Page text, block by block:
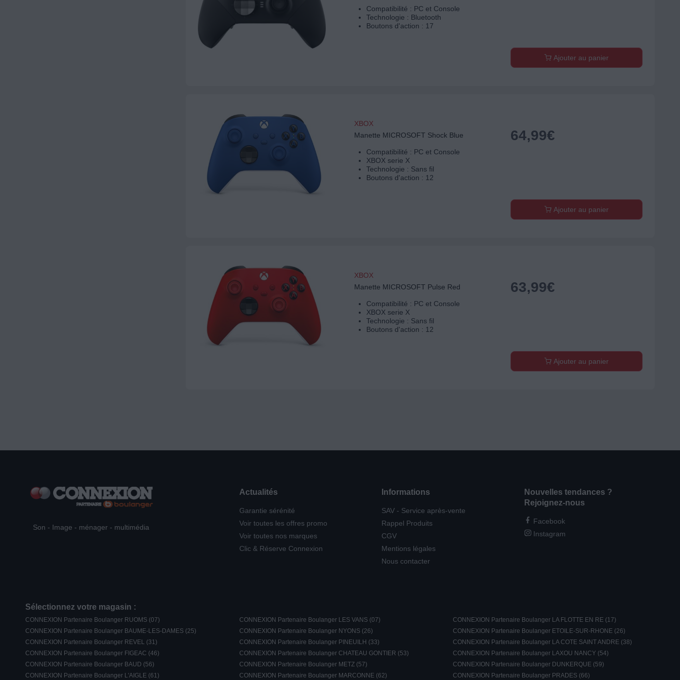
Compatibilité : PC et Console
Technologie : Bluetooth
Boutons d'action : 17
Ajouter au panier
XBOX
Manette MICROSOFT Shock Blue
Compatibilité : PC et Console
XBOX serie X
Technologie : Sans fil
Boutons d'action : 12
64,99€
Ajouter au panier
XBOX
Manette MICROSOFT Pulse Red
Compatibilité : PC et Console
XBOX serie X
Technologie : Sans fil
Boutons d'action : 12
63,99€
Ajouter au panier
Son - Image - ménager - multimédia
Actualités
Garantie sérénité
Voir toutes les offres promo
Voir toutes nos marques
Clic & Réserve Connexion
Informations
SAV - Service après-vente
Rappel Produits
CGV
Mentions légales
Nous contacter
Nouvelles tendances ?
Rejoignez-nous
Facebook
Instagram
Sélectionnez votre magasin :
CONNEXION Partenaire Boulanger RUOMS (07) CONNEXION Partenaire Boulanger LES VANS (07)
CONNEXION Partenaire Boulanger LA FLOTTE EN RE (17)
CONNEXION Partenaire Boulanger BAUME-LES-DAMES (25)
CONNEXION Partenaire Boulanger NYONS (26)
CONNEXION Partenaire Boulanger ETOILE-SUR-RHONE (26)
CONNEXION Partenaire Boulanger REVEL (31)
CONNEXION Partenaire Boulanger PINEUILH (33)
CONNEXION Partenaire Boulanger LA COTE SAINT ANDRE (38)
CONNEXION Partenaire Boulanger FIGEAC (46)
CONNEXION Partenaire Boulanger CHATEAU GONTIER (53)
CONNEXION Partenaire Boulanger LAXOU NANCY (54)
CONNEXION Partenaire Boulanger BAUD (56)
CONNEXION Partenaire Boulanger METZ (57)
CONNEXION Partenaire Boulanger DUNKERQUE (59)
CONNEXION Partenaire Boulanger L'AIGLE (61)
CONNEXION Partenaire Boulanger MARCONNE (62) CONNEXION Partenaire Boulanger PRADES (66)